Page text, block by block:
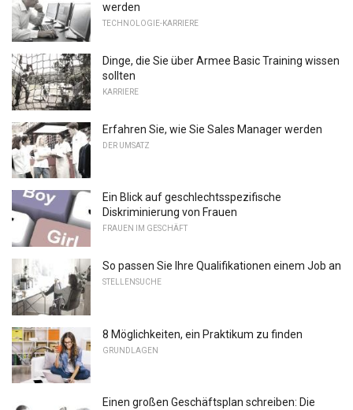
werden
TECHNOLOGIE-KARRIERE
Dinge, die Sie über Armee Basic Training wissen
sollten
KARRIERE
Erfahren Sie, wie Sie Sales Manager werden
DER UMSATZ
Ein Blick auf geschlechtsspezifische
Diskriminierung von Frauen
FRAUEN IM GESCHÄFT
So passen Sie Ihre Qualifikationen einem Job an
STELLENSUCHE
8 Möglichkeiten, ein Praktikum zu finden
GRUNDLAGEN
Einen großen Geschäftsplan schreiben: Die